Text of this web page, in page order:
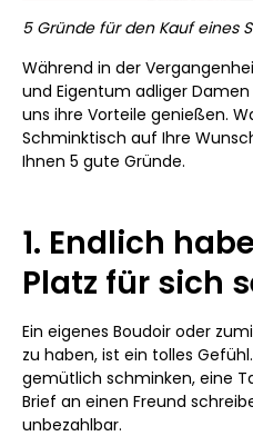
5 Gründe für den Kauf eines
Während in der
und Eigentum adliger
uns ihre Vorteile genießen.
Schminktisch auf Ihre
Ihnen 5 gute Gründe.
1. Endlich
Platz für sich
Ein eigenes Boudoir oder
zu haben, ist ein tolles
gemütlich schminken, eine
Brief an einen Freund
unbezahlbar.